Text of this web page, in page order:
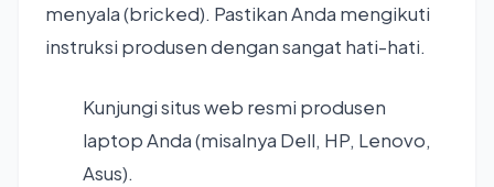
menyala (bricked). Pastikan Anda mengikuti
instruksi produsen dengan sangat hati-hati.
Kunjungi situs web resmi produsen
laptop Anda (misalnya Dell, HP, Lenovo,
Asus).